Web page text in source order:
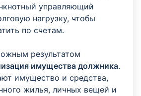
управляющий
нагрузку, чтобы
по счетам.
результатом
имущества должника.
имущество и средства,
жилья, личных вещей и